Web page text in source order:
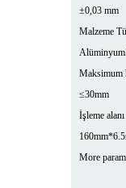
±0,03 mm
Malzeme
Alüminyum
Maksimum
≤30mm
İşleme alanı
More